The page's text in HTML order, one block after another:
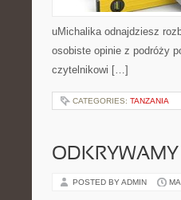
uMichalika odnajdziesz
osobiste opinie z podróży
czytelnikowi […]
CATEGORIES: TANZANIA
ODKRYWAMY
POSTED BY ADMIN